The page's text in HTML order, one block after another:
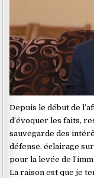
Depuis le début de
d’évoquer les faits,
sauvegarde des
défense, éclairage
pour la levée de
La raison est que je